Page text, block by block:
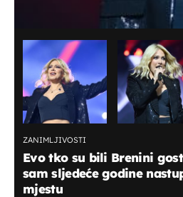
ZANIMLJIVOSTI
Evo tko su bili Brenini
sam sljedeće godine
mjestu